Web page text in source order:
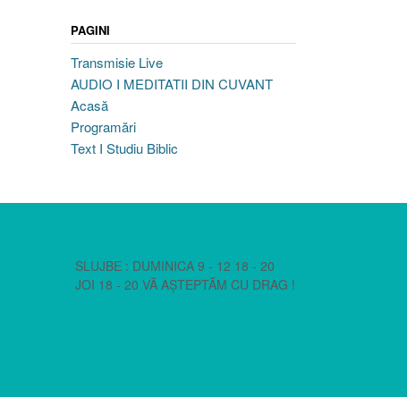
PAGINI
Transmisie Live
AUDIO I MEDITATII DIN CUVANT
Acasă
Programări
Text I Studiu Biblic
SLUJBE : DUMINICA 9 - 12 18 - 20
JOI 18 - 20 VĂ AȘTEPTĂM CU DRAG !